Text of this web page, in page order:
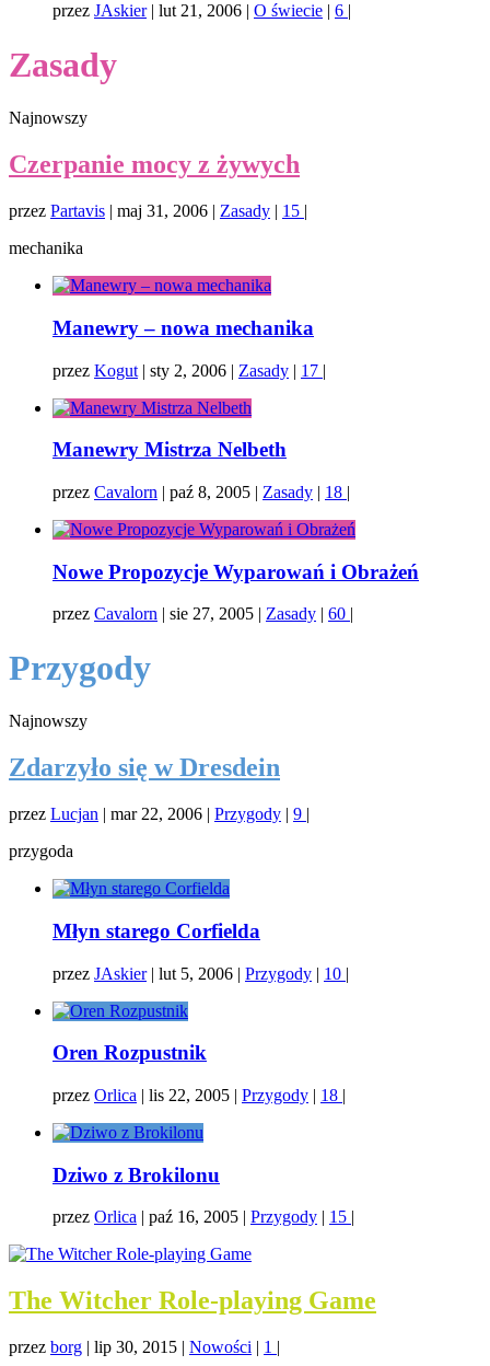
przez JAskier| lut 21, 2006 | O świecie | 6 |
Zasady
Najnowszy
Czerpanie mocy z żywych
przez Partavis | maj 31, 2006 | Zasady | 15 |
mechanika
Manewry – nowa mechanika
przez Kogut | sty 2, 2006 | Zasady | 17 |
Manewry Mistrza Nelbeth
przez Cavalorn | paź 8, 2005 | Zasady | 18 |
Nowe Propozycje Wyparowań i Obrażeń
przez Cavalorn | sie 27, 2005 | Zasady | 60 |
Przygody
Najnowszy
Zdarzyło się w Dresdein
przez Lucjan | mar 22, 2006 | Przygody | 9 |
przygoda
Młyn starego Corfielda
przez JAskier| lut 5, 2006 | Przygody | 10 |
Oren Rozpustnik
przez Orlica | lis 22, 2005 | Przygody | 18 |
Dziwo z Brokilonu
przez Orlica | paź 16, 2005 | Przygody | 15 |
The Witcher Role-playing Game
przez borg | lip 30, 2015 | Nowości | 1 |